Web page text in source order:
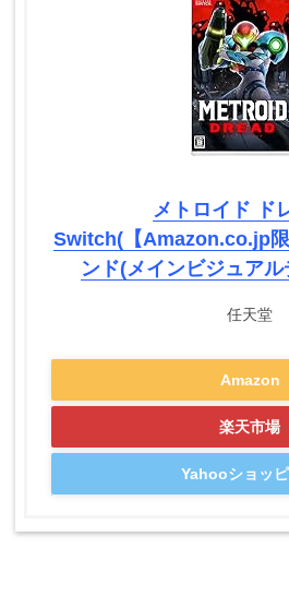
メトロイド ド
Switch(【Amazon.co.jp
ンド(メインビジュア
任天堂
Amazon
楽天市場
Yahooショッ